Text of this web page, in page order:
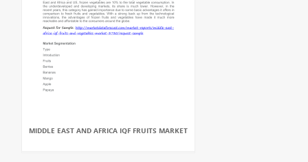
MIDDLE EAST AND AFRICA IQF FRUITS MARKET